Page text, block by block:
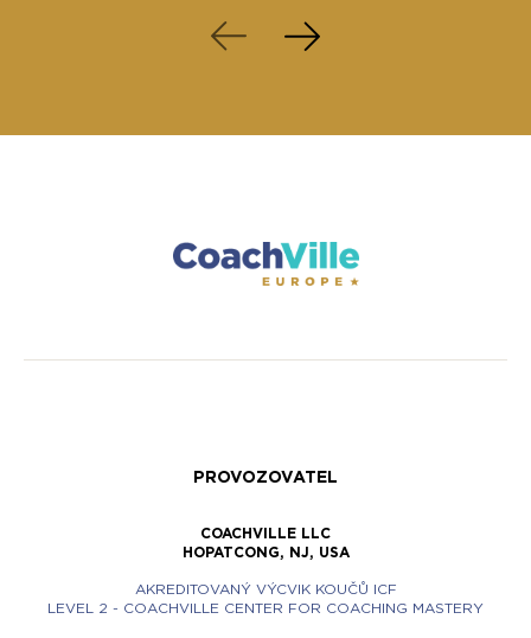
PROVOZOVATEL
COACHVILLE LLC
HOPATCONG, NJ, USA
AKREDITOVANÝ VÝCVIK KOUČŮ ICF
LEVEL 2 - COACHVILLE CENTER FOR COACHING MASTERY